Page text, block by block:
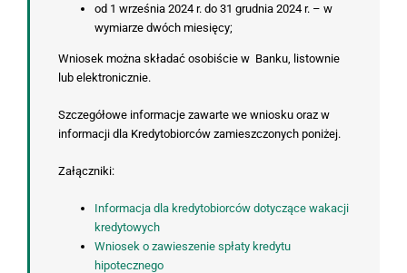
od 1 września 2024 r. do 31 grudnia 2024 r. – w
wymiarze dwóch miesięcy;
Wniosek można składać osobiście w Banku, listownie
lub elektronicznie.
Szczegółowe informacje zawarte we wniosku oraz w
informacji dla Kredytobiorców zamieszczonych poniżej.
Załączniki:
Informacja dla kredytobiorców dotyczące wakacji
kredytowych
Wniosek o zawieszenie spłaty kredytu
hipotecznego